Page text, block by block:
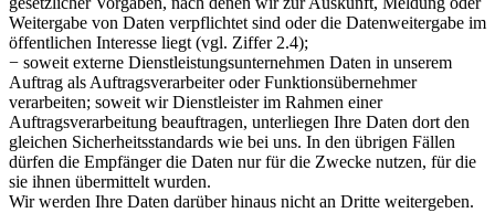
Weitergabe von Daten verpflichtet sind oder die Datenweitergabe im
öffentlichen Interesse liegt (vgl. Ziffer 2.4);
− soweit externe Dienstleistungsunternehmen Daten in unserem
Auftrag als Auftragsverarbeiter oder Funktionsübernehmer
verarbeiten; soweit wir Dienstleister im Rahmen einer
Auftragsverarbeitung beauftragen, unterliegen Ihre Daten dort den
gleichen Sicherheitsstandards wie bei uns. In den übrigen Fällen
dürfen die Empfänger die Daten nur für die Zwecke nutzen, für die
sie ihnen übermittelt wurden.
Wir werden Ihre Daten darüber hinaus nicht an Dritte weitergeben.